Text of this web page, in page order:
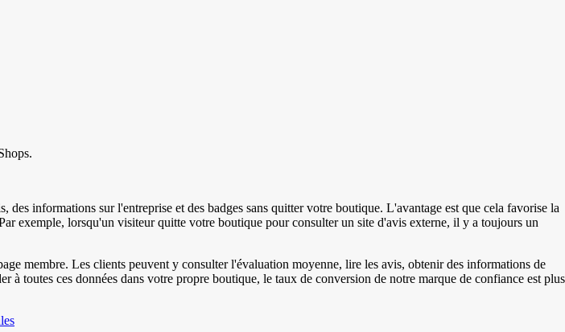
informations sur l'entreprise et des badges sans quitter votre boutique. L'avantage est que cela favorise la
exemple, lorsqu'un visiteur quitte votre boutique pour consulter un site d'avis externe, il y a toujours un
membre. Les clients peuvent y consulter l'évaluation moyenne, lire les avis, obtenir des informations de
à toutes ces données dans votre propre boutique, le taux de conversion de notre marque de confiance est plus